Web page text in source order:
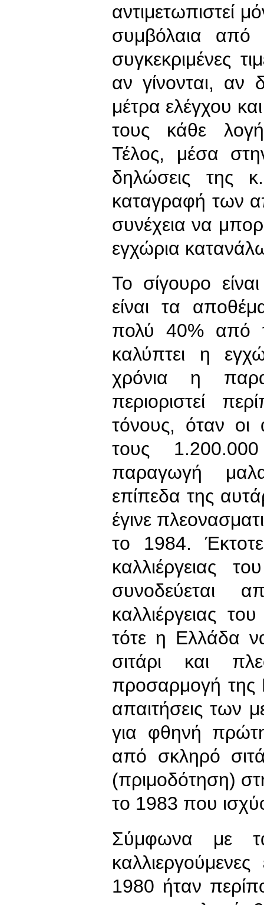
αντιμετωπιστεί
συμβόλαια
συγκεκριμένες
αν γίνονται, αν
μέτρα ελέγχου
τους κάθε
Τέλος, μέσα
δηλώσεις της
καταγραφή των
συνέχεια να
εγχώρια
Το σίγουρο
είναι τα
πολύ 40% από
καλύπτει η
χρόνια η
περιοριστεί
τόνους, όταν οι
τους
παραγωγή
επίπεδα της
έγινε
το 1984.
καλλιέργειας
συνοδεύεται
καλλιέργειας
τότε η Ελλάδα
σιτάρι και
προσαρμογή της
απαιτήσεις των
για φθηνή
από σκληρό
(πριμοδότηση)
το 1983 που
Σύμφωνα με
1980 ήταν